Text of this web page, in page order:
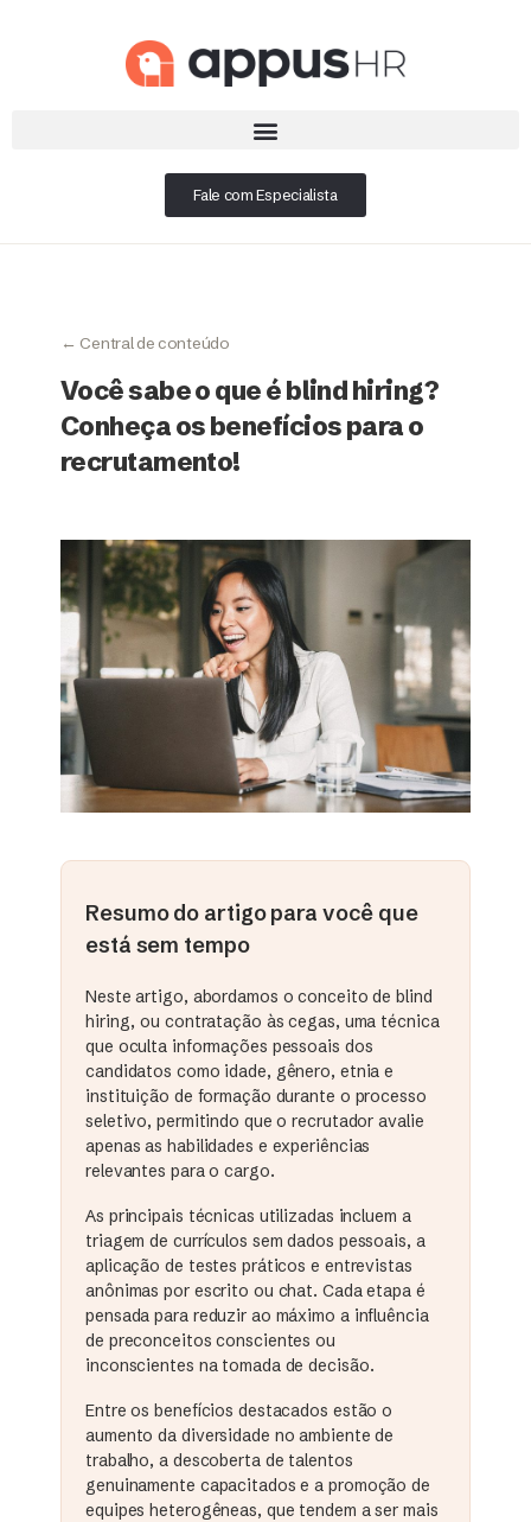
Fale com Especialista
← Central de conteúdo
Você sabe o que é blind hiring?
Conheça os benefícios para o
recrutamento!
Resumo do artigo para você que
está sem tempo
Neste artigo, abordamos o conceito de blind
hiring, ou contratação às cegas, uma técnica
que oculta informações pessoais dos
candidatos como idade, gênero, etnia e
instituição de formação durante o processo
seletivo, permitindo que o recrutador avalie
apenas as habilidades e experiências
relevantes para o cargo.
As principais técnicas utilizadas incluem a
triagem de currículos sem dados pessoais, a
aplicação de testes práticos e entrevistas
anônimas por escrito ou chat. Cada etapa é
pensada para reduzir ao máximo a influência
de preconceitos conscientes ou
inconscientes na tomada de decisão.
Entre os benefícios destacados estão o
aumento da diversidade no ambiente de
trabalho, a descoberta de talentos
genuinamente capacitados e a promoção de
equipes heterogêneas, que tendem a ser mais